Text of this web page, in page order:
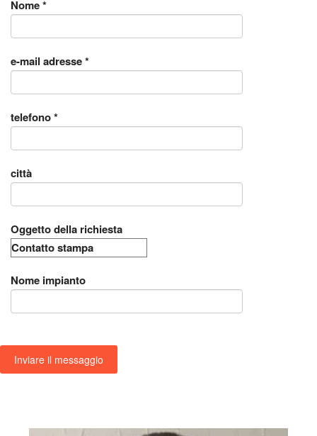
Nome *
e-mail adresse *
telefono *
città
Oggetto della richiesta
Nome impianto